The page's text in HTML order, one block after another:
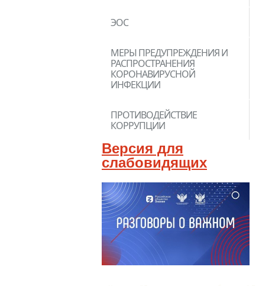
ЭОС
МЕРЫ ПРЕДУПРЕЖДЕНИЯ И
РАСПРОСТРАНЕНИЯ
КОРОНАВИРУСНОЙ
ИНФЕКЦИИ
ПРОТИВОДЕЙСТВИЕ
КОРРУПЦИИ
Версия для
слабовидящих